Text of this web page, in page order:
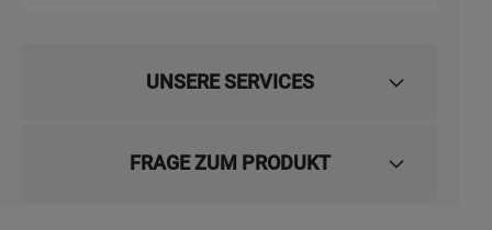
UNSERE SERVICES
FRAGE ZUM PRODUKT